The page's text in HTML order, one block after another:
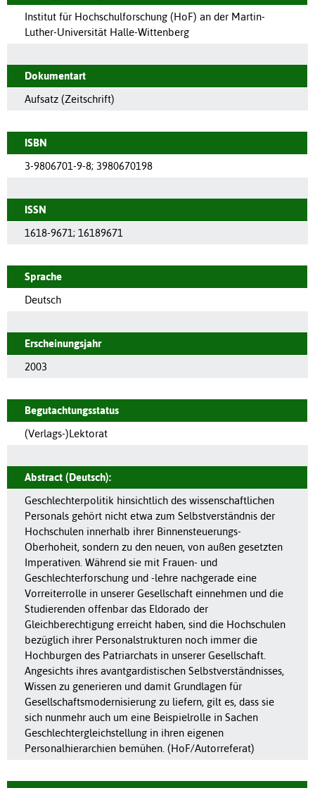
Institut für Hochschulforschung (HoF) an der Martin-
Luther-Universität Halle-Wittenberg
Dokumentart
Aufsatz (Zeitschrift)
ISBN
3-9806701-9-8; 3980670198
ISSN
1618-9671; 16189671
Sprache
Deutsch
Erscheinungsjahr
2003
Begutachtungsstatus
(Verlags-)Lektorat
Abstract (Deutsch):
Geschlechterpolitik hinsichtlich des wissenschaftlichen
Personals gehört nicht etwa zum Selbstverständnis der
Hochschulen innerhalb ihrer Binnensteuerungs-
Oberhoheit, sondern zu den neuen, von außen gesetzten
Imperativen. Während sie mit Frauen- und
Geschlechterforschung und -lehre nachgerade eine
Vorreiterrolle in unserer Gesellschaft einnehmen und die
Studierenden offenbar das Eldorado der
Gleichberechtigung erreicht haben, sind die Hochschulen
bezüglich ihrer Personalstrukturen noch immer die
Hochburgen des Patriarchats in unserer Gesellschaft.
Angesichts ihres avantgardistischen Selbstverständnisses,
Wissen zu generieren und damit Grundlagen für
Gesellschaftsmodernisierung zu liefern, gilt es, dass sie
sich nunmehr auch um eine Beispielrolle in Sachen
Geschlechtergleichstellung in ihren eigenen
Personalhierarchien bemühen. (HoF/Autorreferat)